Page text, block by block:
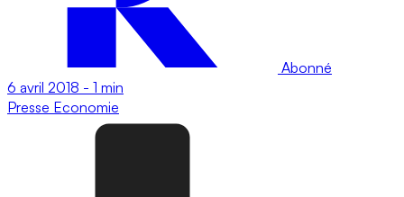
Abonné
6 avril 2018 - 1 min
Presse Economie